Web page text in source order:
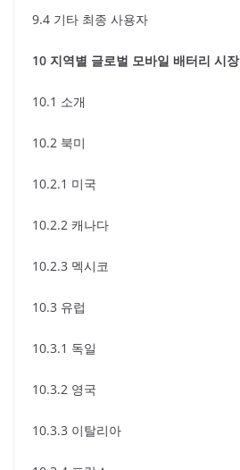
9.4 기타 최종 사용자
10 지역별 글로벌 모바일 배터리 시장
10.1 소개
10.2 북미
10.2.1 미국
10.2.2 캐나다
10.2.3 멕시코
10.3 유럽
10.3.1 독일
10.3.2 영국
10.3.3 이탈리아